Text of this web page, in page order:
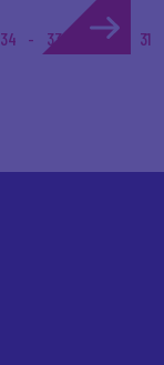
34 33 32 31